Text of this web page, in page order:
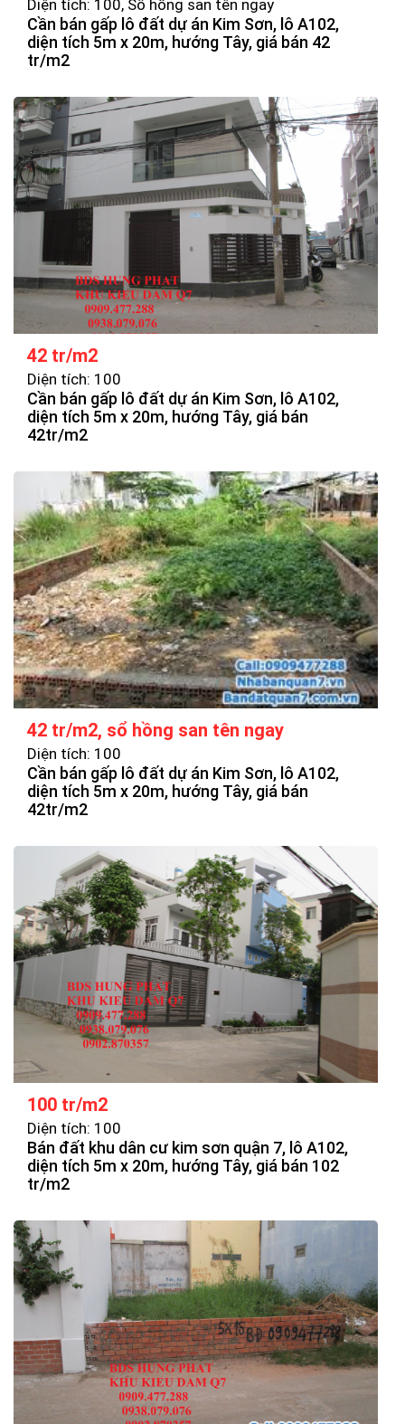
Diện tích: 100, Sổ hồng san tên ngay
Cần bán gấp lô đất dự án Kim Sơn, lô A102,
diện tích 5m x 20m, hướng Tây, giá bán 42
tr/m2
42 tr/m2
Diện tích: 100
Cần bán gấp lô đất dự án Kim Sơn, lô A102,
diện tích 5m x 20m, hướng Tây, giá bán
42tr/m2
42 tr/m2, sổ hồng san tên ngay
Diện tích: 100
Cần bán gấp lô đất dự án Kim Sơn, lô A102,
diện tích 5m x 20m, hướng Tây, giá bán
42tr/m2
100 tr/m2
Diện tích: 100
Bán đất khu dân cư kim sơn quận 7, lô A102,
diện tích 5m x 20m, hướng Tây, giá bán 102
tr/m2